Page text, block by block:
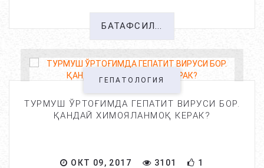
БАТАФСИЛ...
ГЕПАТОЛОГИЯ
ТУРМУШ ЎРТОҒИМДА ГЕПАТИТ ВИРУСИ БОР.
ҚАНДАЙ ХИМОЯЛАНМОҚ КЕРАК?
ОКТ 09, 2017 3101 1